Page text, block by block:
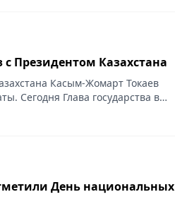
Президентом Казахстана
Касым-Жомарт Токаев
Сегодня Глава государства в
на площади Астана поздравил
День национальных